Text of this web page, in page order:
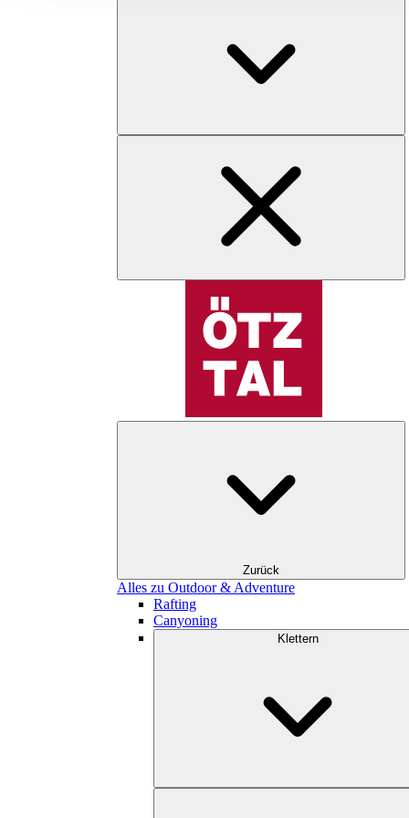
Zurück
Alles zu Outdoor & Adventure
Rafting
Canyoning
Klettern